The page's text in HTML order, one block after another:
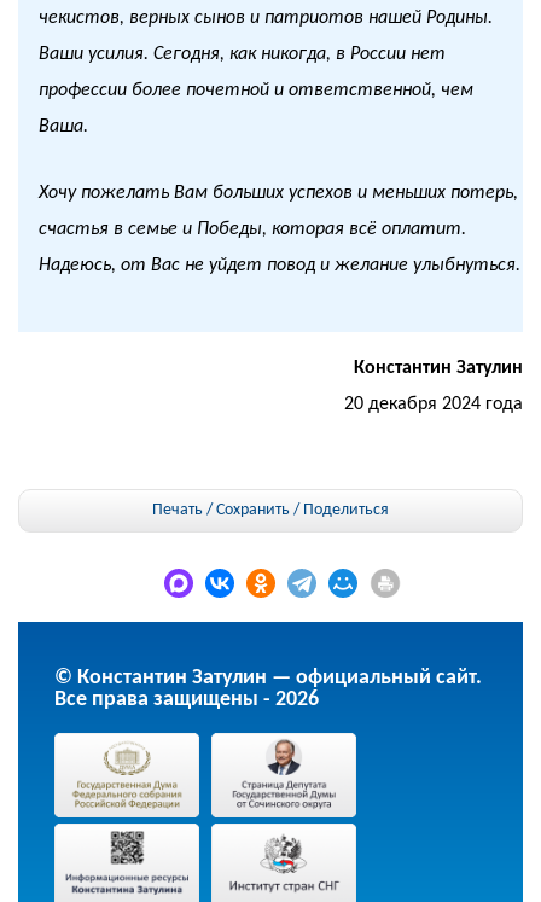
чекистов, верных сынов и патриотов нашей Родины.
Ваши усилия. Сегодня, как никогда, в России нет
профессии более почетной и ответственной, чем
Ваша.
Хочу пожелать Вам больших успехов и меньших потерь,
счастья в семье и Победы, которая всё оплатит.
Надеюсь, от Вас не уйдет повод и желание улыбнуться.
Константин Затулин
20 декабря 2024 года
Печать / Сохранить / Поделиться
© Константин Затулин — официальный сайт.
Все права защищены - 2026